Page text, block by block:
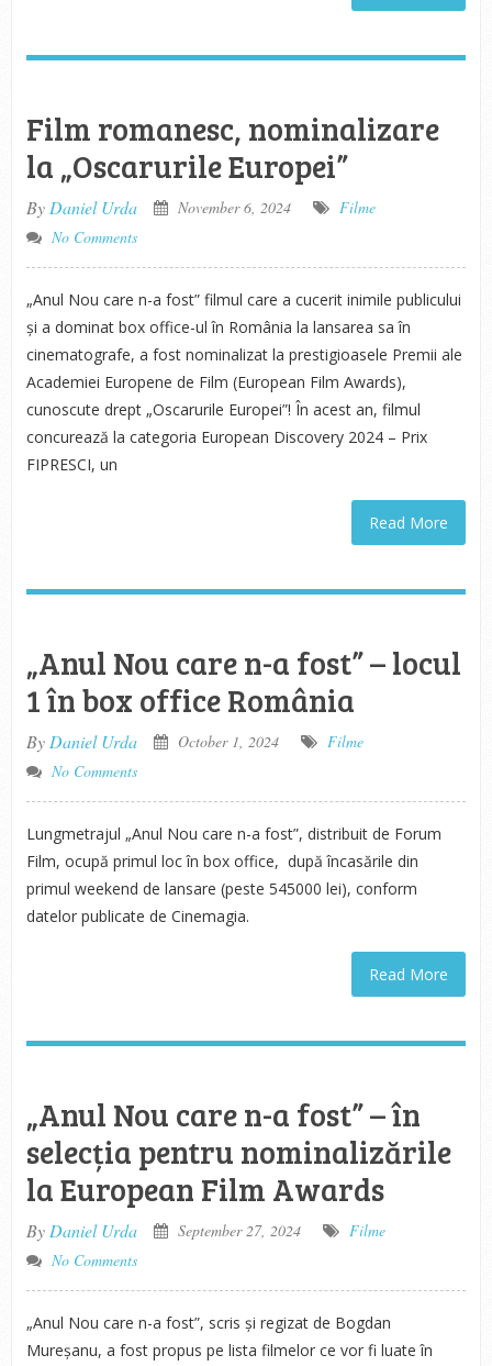
Film romanesc, nominalizare
la „Oscarurile Europei”
By Daniel Urda November 6, 2024
Filme
No Comments
„Anul Nou care n-a fost” filmul care a cucerit inimile publicului
și a dominat box office-ul în România la lansarea sa în
cinematografe, a fost nominalizat la prestigioasele Premii ale
Academiei Europene de Film (European Film Awards),
cunoscute drept „Oscarurile Europei”! În acest an, filmul
concurează la categoria European Discovery 2024 – Prix
FIPRESCI, un
Read More
„Anul Nou care n-a fost” – locul
1 în box office România
By Daniel Urda October 1, 2024
Filme
No Comments
Lungmetrajul „Anul Nou care n-a fost”, distribuit de Forum
Film, ocupă primul loc în box office, după încasările din
primul weekend de lansare (peste 545000 lei), conform
datelor publicate de Cinemagia.
Read More
„Anul Nou care n-a fost” – în
selecția pentru nominalizările
la European Film Awards
By Daniel Urda September 27, 2024
Filme
No Comments
„Anul Nou care n-a fost”, scris și regizat de Bogdan
Mureșanu, a fost propus pe lista filmelor ce vor fi luate în